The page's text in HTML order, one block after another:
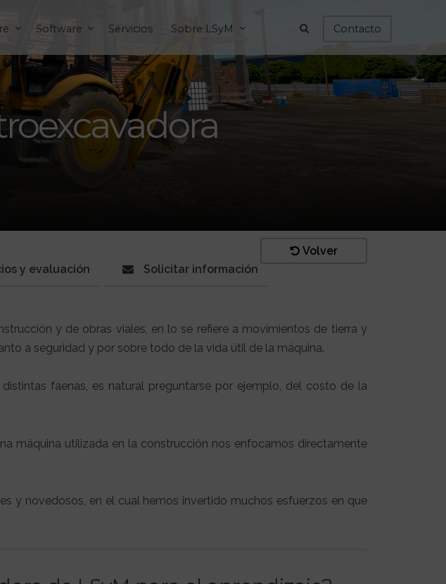
Software Servicios Sobre LSyM Contacto
Volver
y evaluación Solicitar información
y de obras viales, en lo se refiere a movimientos de tierra y
a seguridad y por sobre todo de la vida útil de la máquina.
faenas, es natural preguntarse por ejemplo, del costo de la
máquina utilizada en la construcción nos enfocamos directamente
y novedosos, en el cual hemos invertido muchos esfuerzos en que